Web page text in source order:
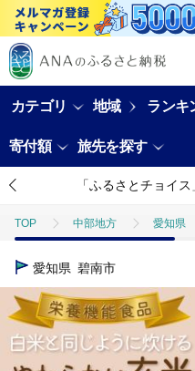
カテゴリ 地域 ランキ
寄付額 旅先を探す
「ふるさとチョイ
TOP 中部地方 愛知県
TOP
愛知県 碧南市